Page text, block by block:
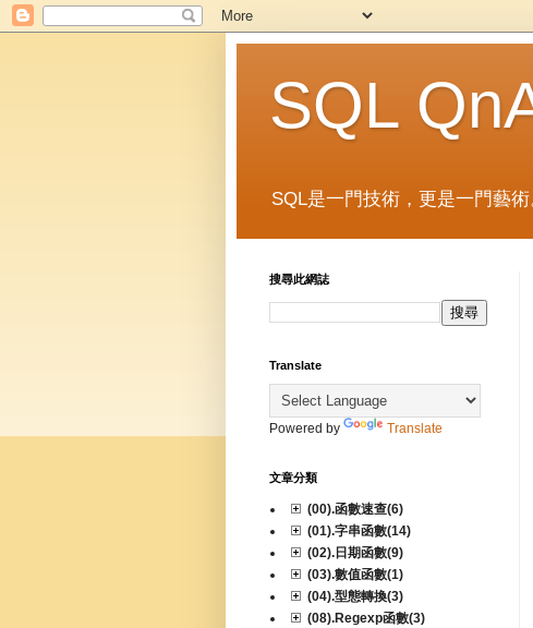
SQL
SQL是一門技術，更是一門藝
搜尋此網誌
Translate
Powered by Translate
文章分類
(00).函數速查(6)
(01).字串函數(14)
(02).日期函數(9)
(03).數值函數(1)
(04).型態轉換(3)
(08).Regexp函數(3)